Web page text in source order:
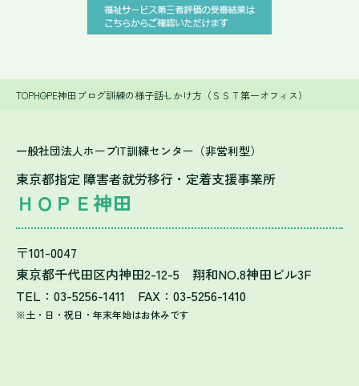
TOPHOPE神田ブログ訓練の様子話しかけ方（ＳＳＴ第一オフィス）
一般社団法人ホープIT訓練センター（非営利型）
東京都指定 障害者就労移行・定着支援事業所
ＨＯＰＥ神田
〒101-0047
東京都千代田区内神田2-12-5 翔和NO.8神田ビル3F
TEL：03-5256-1411 FAX：03-5256-1410
※土・日・祝日・年末年始はお休みです